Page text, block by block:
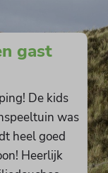
gast
De kids
was
heel goed
Heerlijk